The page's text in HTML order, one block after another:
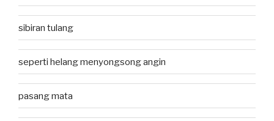
sibiran tulang
seperti helang menyongsong angin
pasang mata